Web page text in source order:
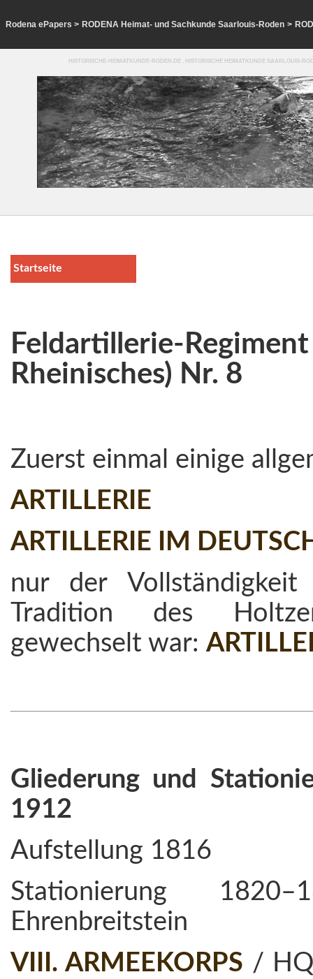
Rodena ePapers > RODENA Heimat- und Sachkunde Saarlouis-Roden >
HISTORISCHE-HEIMATKUNDE-RODEN.DE . HISTORISCHE HEIMATKUNDE SAARLOUIS-
Startseite
Feldartillerie-
Rheinisches) Nr. 8
Zuerst einmal einige
ARTILLERIE
ARTILLERIE IM
nur der
Tradition des
gewechselt war:
Gliederung und
1912
Aufstellung 1816
Stationierung
Ehrenbreitstein
VIII. ARMEEKORPS /